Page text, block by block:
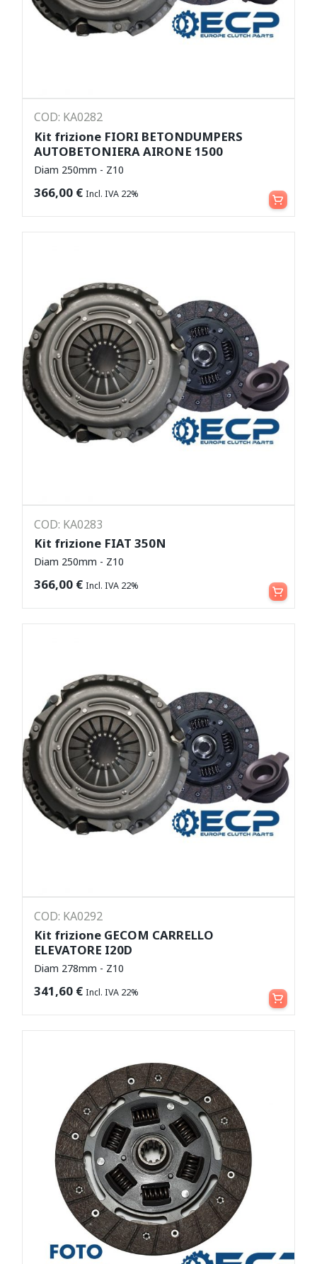
COD: KA0282
Kit frizione FIORI BETONDUMPERS
AUTOBETONIERA AIRONE 1500
Diam 250mm - Z10
366,00 € Incl. IVA 22% Aggiungi al carrello
COD: KA0283
Kit frizione FIAT 350N
Diam 250mm - Z10
366,00 € Incl. IVA 22% Aggiungi al carrello
COD: KA0292
Kit frizione GECOM CARRELLO
ELEVATORE I20D
Diam 278mm - Z10
341,60 € Incl. IVA 22% Aggiungi al carrello